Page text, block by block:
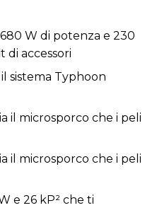
W di potenza e 230
di accessori
sistema Typhoon
il microsporco che i peli
il microsporco che i peli
e 26 kP² che ti